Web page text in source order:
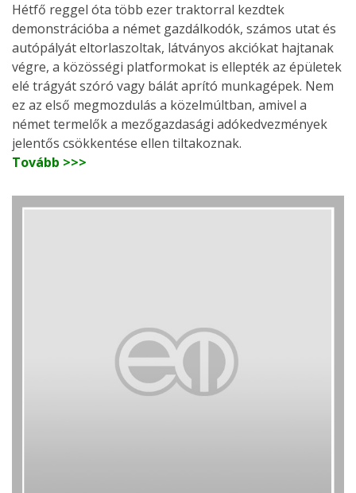
Hétfő reggel óta több ezer traktorral kezdtek
demonstrációba a német gazdálkodók, számos utat és
autópályát eltorlaszoltak, látványos akciókat hajtanak
végre, a közösségi platformokat is ellepték az épületek
elé trágyát szóró vagy bálát aprító munkagépek. Nem
ez az első megmozdulás a közelmúltban, amivel a
német termelők a mezőgazdasági adókedvezmények
jelentős csökkentése ellen tiltakoznak.
Tovább >>>